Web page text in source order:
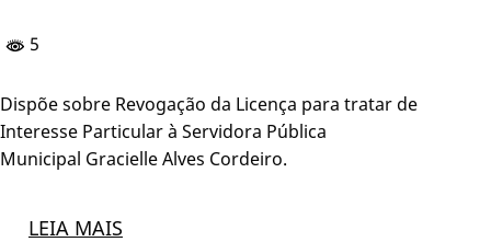
5
Dispõe sobre Revogação da Licença para tratar de
Interesse Particular à Servidora Pública
Municipal Gracielle Alves Cordeiro.
LEIA MAIS